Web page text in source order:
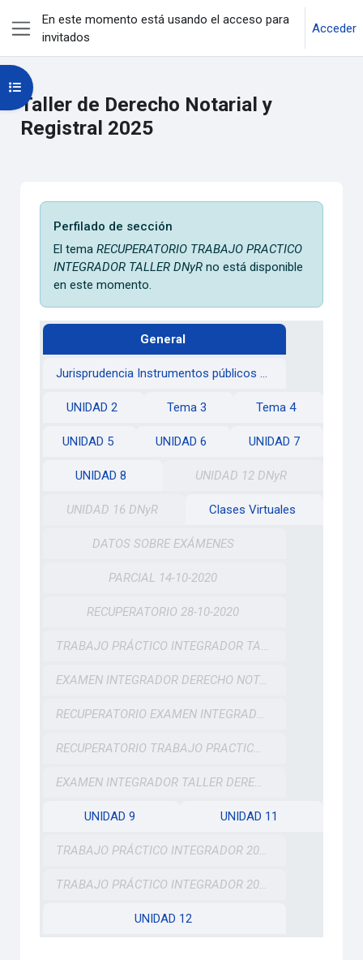
Panel lateral
En este momento está usando el acceso para
invitados
Acceder
Taller de Derecho Notarial y
Registral 2025
Abrir índice del curso
Perfilado de sección
Perfilado de sección
El temaRECUPERATORIO TRABAJO PRACTICO
INTEGRADOR TALLER DNyR no está disponible
en este momento.
General
Jurisprudencia Instrumentos públicos y redargusión de falsedad
UNIDAD 2 Tema 3 Tema 4
UNIDAD 5 UNIDAD 6 UNIDAD 7
UNIDAD 8 UNIDAD 12 DNyR
UNIDAD 16 DNyR Clases Virtuales
DATOS SOBRE EXÁMENES
PARCIAL 14-10-2020
RECUPERATORIO 28-10-2020
TRABAJO PRÁCTICO INTEGRADOR TALLER DNyR
EXAMEN INTEGRADOR DERECHO NOTARIAL Y REGISTRAL 25-11-20
RECUPERATORIO EXAMEN INTEGRADOR DERECHO NOTARIAL Y REGISTRAL 03-12-20
RECUPERATORIO TRABAJO PRACTICO INTEGRADOR TALLER DNyR
EXAMEN INTEGRADOR TALLER DERECHO NOTARIAL Y REGISTRAL 11-12-20
UNIDAD 9 UNIDAD 11
TRABAJO PRÁCTICO INTEGRADOR 2021
TRABAJO PRÁCTICO INTEGRADOR 2023
UNIDAD 12